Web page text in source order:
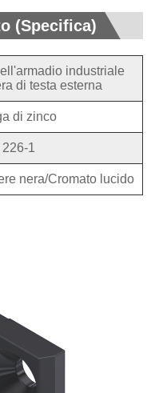
(Specifica)
industriale
di testa esterna
di zinco
226-1
nera/Cromato lucido